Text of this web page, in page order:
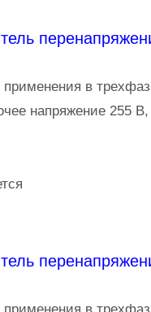
в
напряжение 255